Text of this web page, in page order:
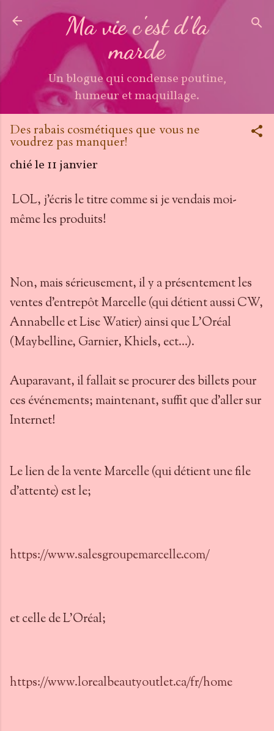
Accéder au contenu principal
Ma vie c'est d'la
marde
Un blogue qui condense poutine,
humeur et maquillage.
Des rabais cosmétiques que vous ne
voudrez pas manquer!
chié le 11 janvier
LOL, j'écris le titre comme si je vendais moi-
même les produits!
Non, mais sérieusement, il y a présentement les
ventes d'entrepôt Marcelle (qui détient aussi CW,
Annabelle et Lise Watier) ainsi que L'Oréal
(Maybelline, Garnier, Khiels, ect...).
Auparavant, il fallait se procurer des billets pour
ces événements; maintenant, suffit que d'aller sur
Internet!
Le lien de la vente Marcelle (qui détient une file
d'attente) est le;
https://www.salesgroupemarcelle.com/
et celle de L'Oréal;
https://www.lorealbeautyoutlet.ca/fr/home